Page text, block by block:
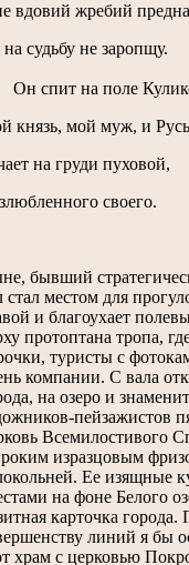
вдовий жребий
судьбу не заропщу.
спит на поле
князь, мой муж, и
на груди пуховой,
своего.
бывший
стал местом для
и благоухает
протоптана тропа,
туристы с
компании. С вала
на озеро и
пейзажистов
Всемилостивого
изразцовым
Ее изящные
на фоне Белого
карточка города.
линий я бы
храм с церковью